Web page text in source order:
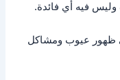
وليس فيه أي فائدة.
ظهور عيوب ومشاكل